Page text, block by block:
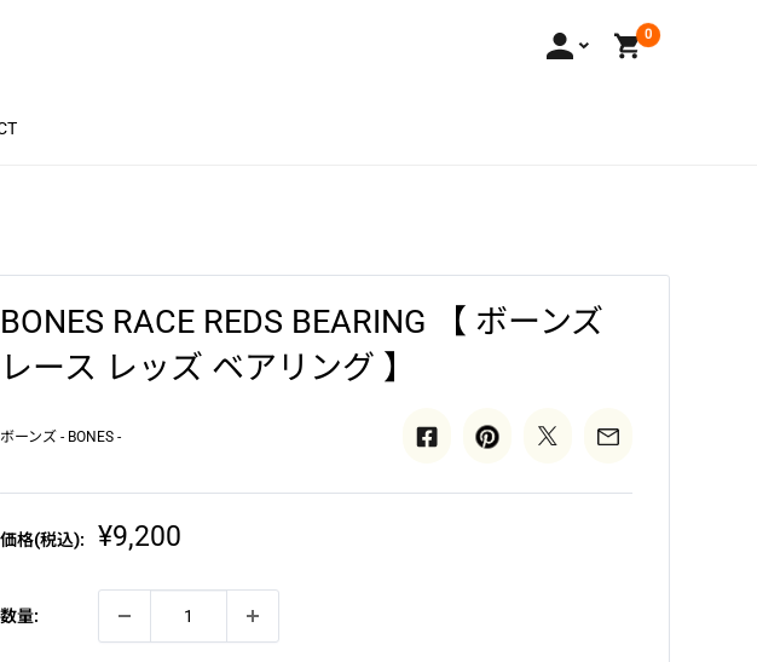
0
BONES RACE REDS BEARING 【 ボーンズ
レース レッズ ベアリング 】
ボーンズ - BONES -
価格(税込):
販
価
格
¥9,200
数量: